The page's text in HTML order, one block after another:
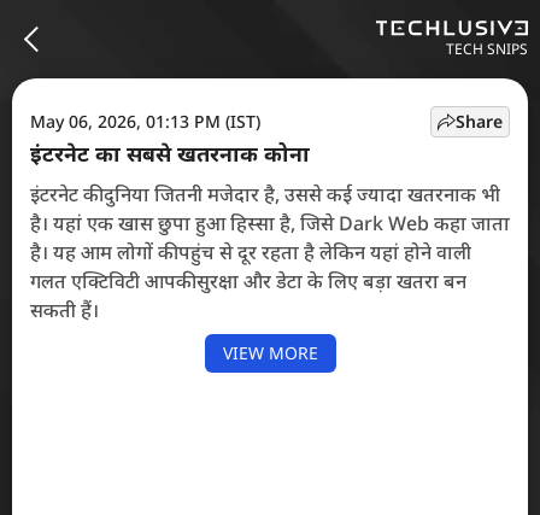
TECH SNIPS
May 06, 2026, 01:13 PM (IST)
इंटरनेट का सबसे खतरनाक कोना
इंटरनेट की दुनिया जितनी मजेदार है, उससे कई ज्यादा खतरनाक भी
है। यहां एक खास छुपा हुआ हिस्सा है, जिसे Dark Web कहा जाता
है। यह आम लोगों की पहुंच से दूर रहता है लेकिन यहां होने वाली
गलत एक्टिविटी आपकी सुरक्षा और डेटा के लिए बड़ा खतरा बन
सकती हैं।
VIEW MORE
Share